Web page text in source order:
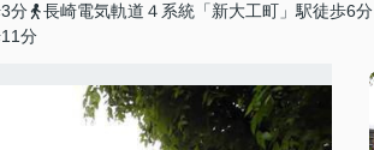
分
長崎電気軌道４系統「新大工町」駅徒歩6分
分